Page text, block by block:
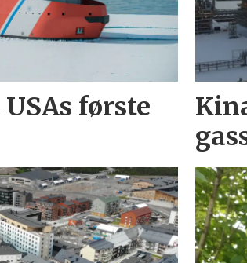
første